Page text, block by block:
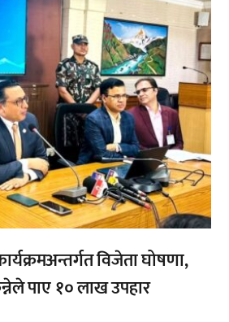
विजेता घोषणा,
पाए १० लाख उपहार